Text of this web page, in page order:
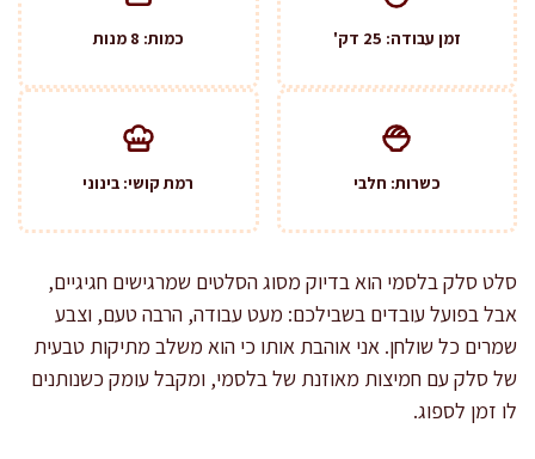
זמן עבודה: 25 דק' כמות: 8 מנות
כשרות: חלבי רמת קושי: בינוני
סלט סלק בלסמי הוא בדיוק מסוג הסלטים שמרגישים חגיגיים,
אבל בפועל עובדים בשבילכם: מעט עבודה, הרבה טעם, וצבע
שמרים כל שולחן. אני אוהבת אותו כי הוא משלב מתיקות טבעית
של סלק עם חמיצות מאוזנת של בלסמי, ומקבל עומק כשנותנים
לו זמן לספוג.